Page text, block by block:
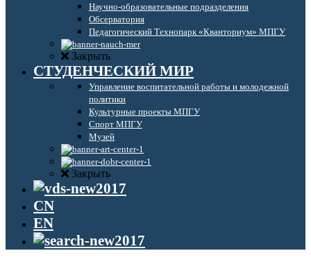
Научно-образовательные подразделения
Обсерватория
Педагогический Технопарк «Кванториум» МПГУ
Закрыть
СТУДЕНЧЕСКИЙ МИР
Управление воспитательной работы и молодежной
политики
Культурные проекты МПГУ
Спорт МПГУ
Музей
Закрыть
CN
EN